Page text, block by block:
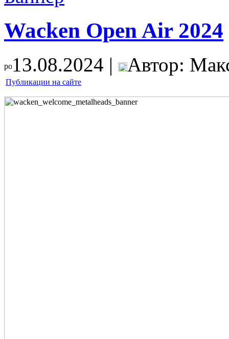
Wacken Open Air 2024
13.08.2024 | Автор:
Публикации на сайте